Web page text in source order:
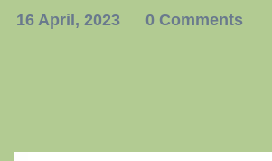
16 April, 2023 0 Comments